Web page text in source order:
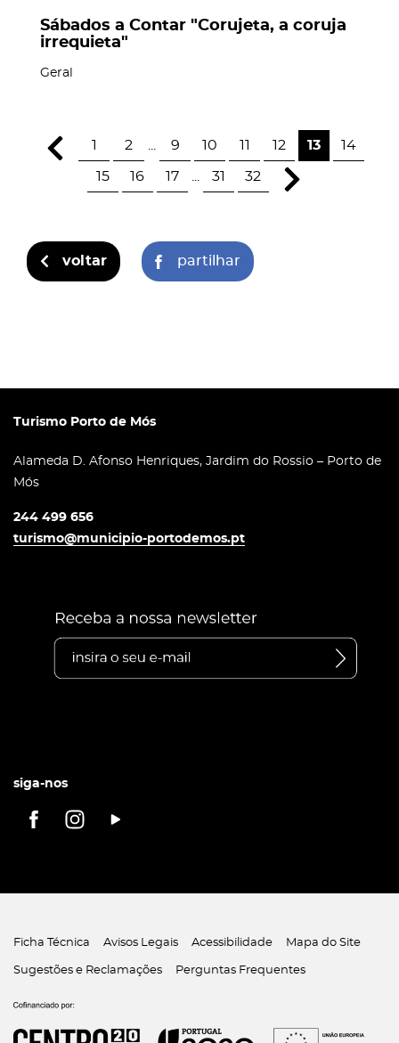
Sábados a Contar "Corujeta, a coruja
irrequieta"
Geral
1 2 9 10 11 12 13 14
15 16 17 31 32
voltar partilhar
Turismo Porto de Mós
Alameda D. Afonso Henriques, Jardim do Rossio – Porto de
Mós
244 499 656
turismo@municipio-portodemos.pt
siga-nos
Ficha Técnica Avisos Legais Acessibilidade Mapa do Site
Sugestões e Reclamações Perguntas Frequentes